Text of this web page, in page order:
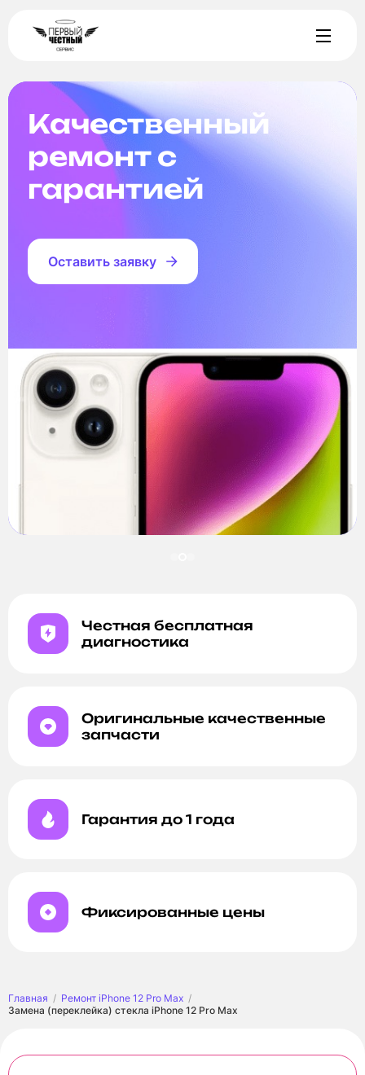
Честная бесплатная
диагностика
Оригинальные качественные
запчасти
Гарантия до 1 года
Фиксированные цены
Качественный
ремонт с
гарантией
Оставить заявку
Главная
Ремонт iPhone 12 Pro Max
Замена (переклейка) стекла iPhone 12 Pro Max